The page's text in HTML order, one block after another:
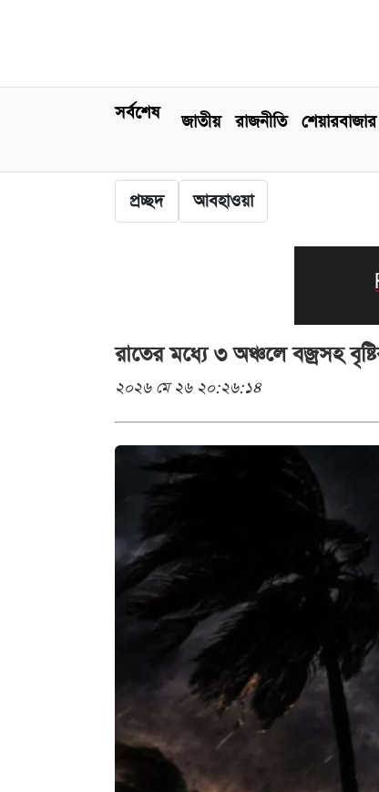
সর্বশেষ জাতীয় রাজনীতি শেয়ারবাজার
প্রচ্ছদ আবহাওয়া
রাতের মধ্যে ৩ অঞ্চলে বজ্রসহ
২০২৬ মে ২৬ ২০:২৬:১৪